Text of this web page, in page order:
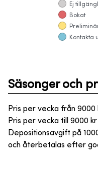
Ej
Bokat
Kontakta
Säsonger och
Pris per vecka från 9000
Pris per vecka till
9000 kr
Depositionsavgift på
och återbetalas efter